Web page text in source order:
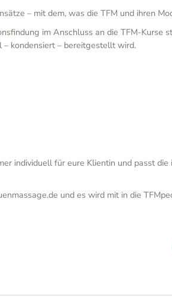
– mit dem, was die TFM und ihren
im Anschluss an die TFM-Kurse
– kondensiert – bereitgestellt wird.
individuell für eure Klientin und passt die
und es wird mit in die